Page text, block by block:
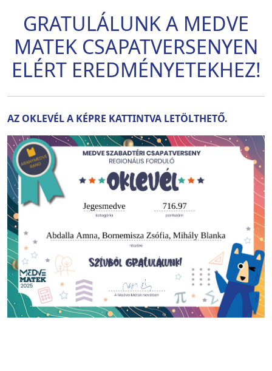
GRATULÁLUNK A MEDVE
MATEK CSAPATVERSENYEN
ELÉRT EREDMÉNYETEKHEZ!
AZ OKLEVÉL A KÉPRE KATTINTVA LETÖLTHETŐ.